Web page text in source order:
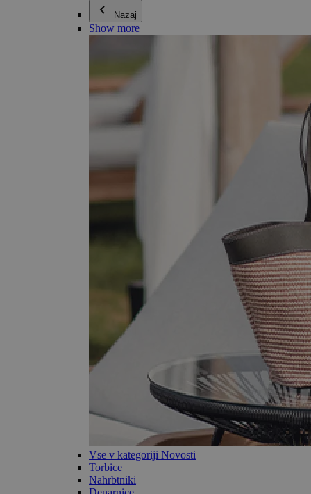
Nazaj
Show more
Vse v kategoriji Novosti
Torbice
Nahrbtniki